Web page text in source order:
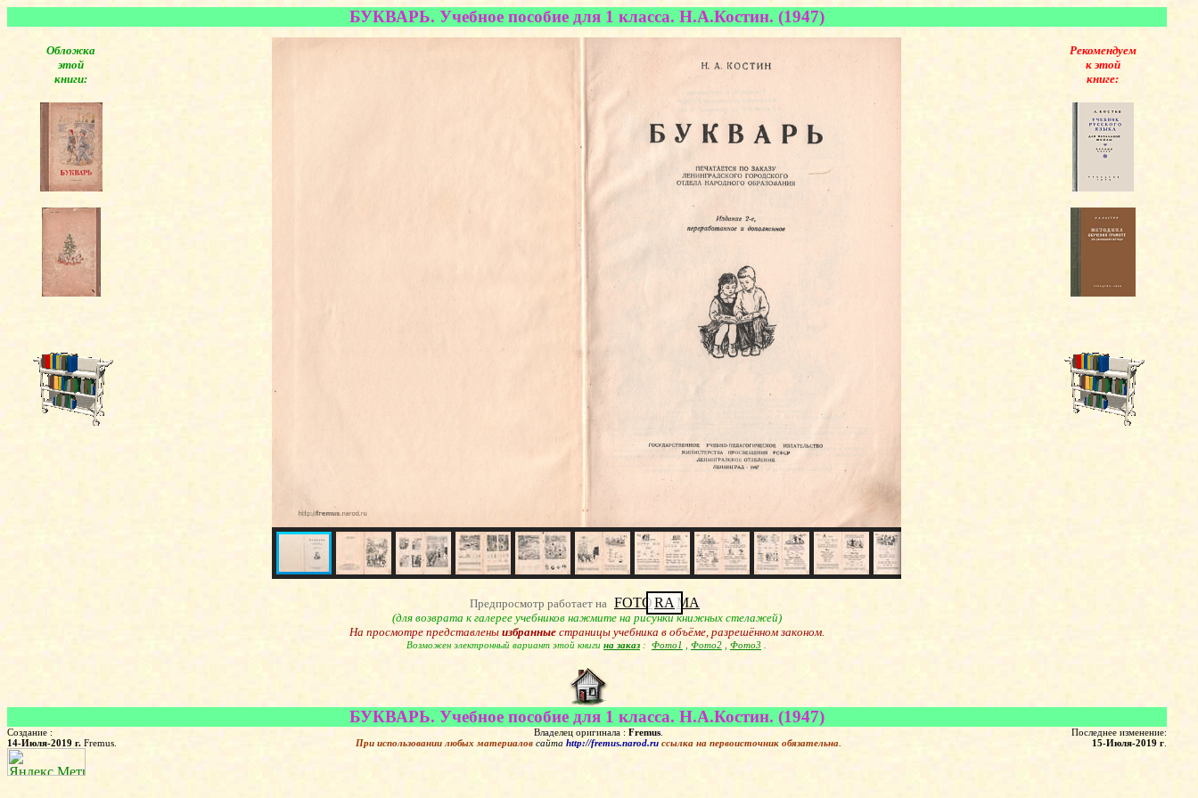
БУКВАРЬ. Учебное пособие для 1 класса. Н.А.Костин. (1947)
Обложка
этой
книги:
Предпросмотр работает на FOTORA MA
(для возврата к галерее учебников нажмите на рисунки книжных стелажей)
На просмотре представлены избранныестраницы учебника в объёме, разрешённом законом.
Возможен электронный вариант этой книги на заказ : Фото1 Фото2 Фото3
Рекомендуем
к этой
книге:
БУКВАРЬ. Учебное пособие для 1 класса. Н.А.Костин. (1947)
Создание :
14-Июля-2019 г. Fremus.
Владелец оригинала : Fremus
При использовании любых материалов сайта http://fremus.narod.ru ссылка на первоисточник обязательна
Последнее изменение:
15-Июля-2019 г